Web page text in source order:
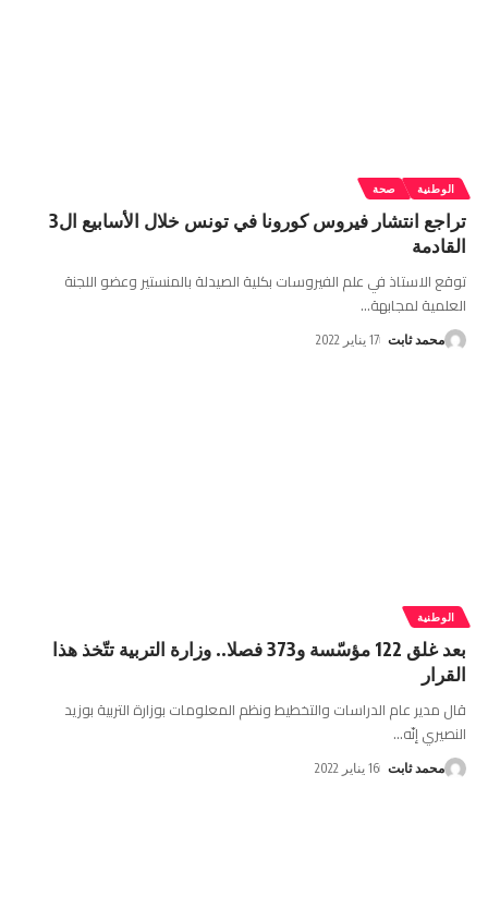
الوطنية صحة
تراجع انتشار فيروس كورونا في تونس خلال الأسابيع ال3
القادمة
توقع الاستاذ في علم الفيروسات بكلية الصيدلة بالمنستير وعضو اللجنة
العلمية لمجابهة…
محمد ثابت 17 يناير 2022
الوطنية
بعد غلق 122 مؤسّسة و373 فصلا.. وزارة التربية تتّخذ هذا
القرار
قال مدير عام الدراسات والتخطيط ونظم المعلومات بوزارة التربية بوزيد
النصيري إنّه…
محمد ثابت 16 يناير 2022